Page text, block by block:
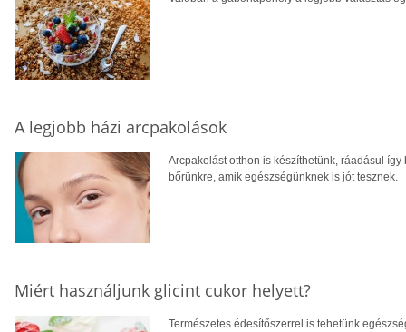
A legjobb házi arcpakolások
Arcpakolást otthon is készíthetünk, ráadásul
bőrünkre, amik egészségünknek is jót tesznek.
Miért használjunk glicint cukor helyett?
Természetes édesítőszerrel is tehetünk